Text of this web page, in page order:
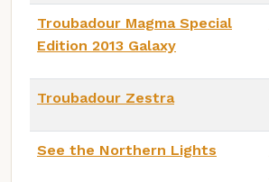
Troubadour Magma Special
Edition 2013 Galaxy
Troubadour Zestra
See the Northern Lights